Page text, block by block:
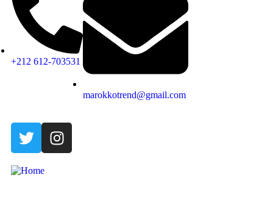
+212 612-703531
marokkotrend@gmail.com